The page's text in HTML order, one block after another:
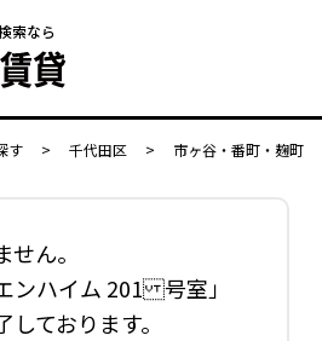
索なら
す > 千代田区 > 市ヶ谷・番町・麹町
ん。
ンハイム 201 号室」
ております。